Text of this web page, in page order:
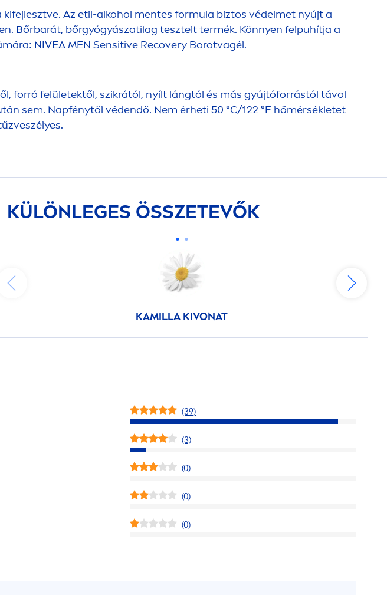
Az etil-alkohol mentes formula biztos védelmet nyújt a
Bőrbarát, bőrgyógyászatilag tesztelt termék. Könnyen felpuhítja a
NIVEAMEN Sensitive Recovery Borotvagél.
forró felületektől, szikrától, nyílt lángtól és más gyújtóforrástól távol
sem. Napfénytől védendő. Nem érheti 50 °C/122 °F hőmérsékletet
KÜLÖNLEGES ÖSSZETEVŐK
KAMILLA KIVONAT
(39)
(3)
(0)
(0)
(0)